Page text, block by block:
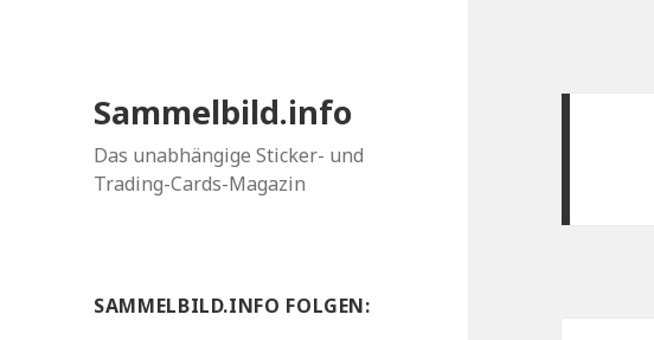
Sammelbild.info
Das unabhängige Sticker- und
Trading-Cards-Magazin
SAMMELBILD.INFO FOLGEN: